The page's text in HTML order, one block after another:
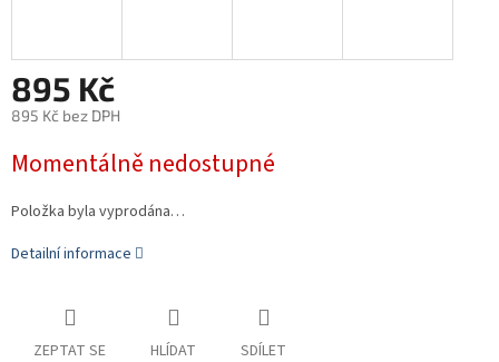
895 Kč
895 Kč bez DPH
cena:
Momentálně nedostupné
Položka byla vyprodána…
Detailní informace
ZEPTAT SE HLÍDAT SDÍLET